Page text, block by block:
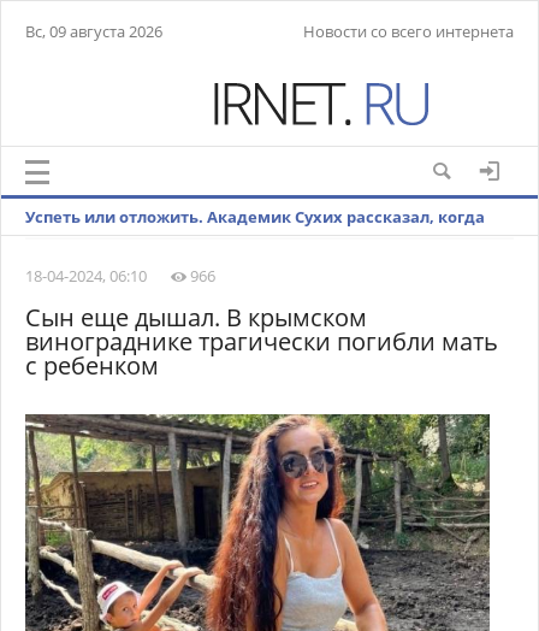
Вс, 09 августа 2026 Новости со всего интернета
Успеть или отложить. Академик Сухих рассказал, когда
18-04-2024, 06:10
966
Сын еще дышал. В крымском
винограднике трагически погибли мать
с ребенком